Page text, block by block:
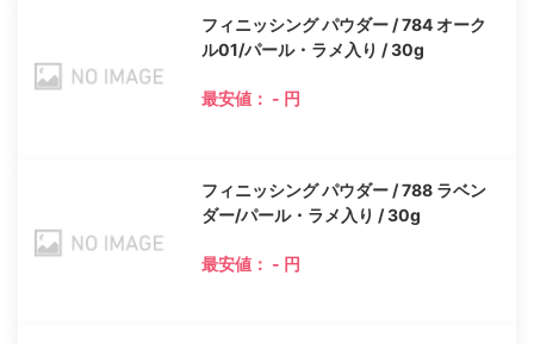
フィニッシング パウダー / 784 オーク
ル01/パール・ラメ入り / 30g
最安値： - 円
フィニッシング パウダー / 788 ラベン
ダー/パール・ラメ入り / 30g
最安値： - 円